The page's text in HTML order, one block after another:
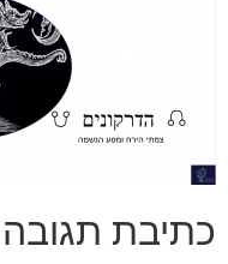
כתיבת תגובה